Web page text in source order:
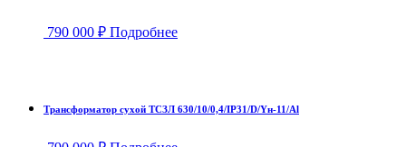
790 000 ₽ Подробнее
Трансформатор сухой ТСЗЛ 630/10/0,4/IP31/D/Yн-11/Al